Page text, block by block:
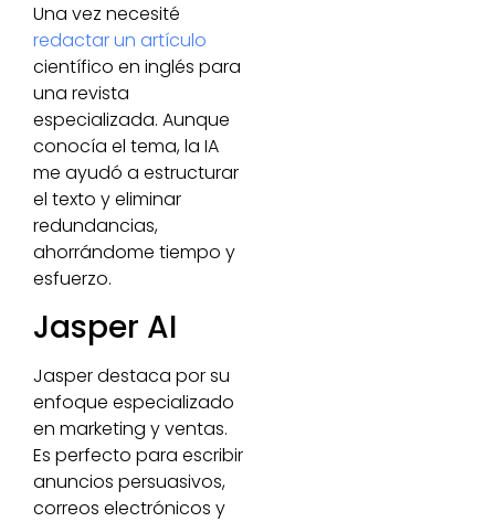
Una vez necesité
redactar un artículo
científico en inglés para
una revista
especializada. Aunque
conocía el tema, la IA
me ayudó a estructurar
el texto y eliminar
redundancias,
ahorrándome tiempo y
esfuerzo.
Jasper AI
Jasper destaca por su
enfoque especializado
en marketing y ventas.
Es perfecto para escribir
anuncios persuasivos,
correos electrónicos y